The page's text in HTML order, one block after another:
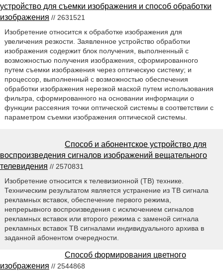
устройство для съемки изображения и способ обработки
изображения // 2631521
Изобретение относится к обработке изображения для
увеличения резкости. Заявленное устройство обработки
изображения содержит блок получения, выполненный с
возможностью получения изображения, сформированного
путем съемки изображения через оптическую систему; и
процессор, выполненный с возможностью обеспечения
обработки изображения нерезкой маской путем использования
фильтра, сформированного на основании информации о
функции рассеяния точки оптической системы в соответствии с
параметром съемки изображения оптической системы.
Способ и абонентское устройство для
воспроизведения сигналов изображений вещательного
телевидения // 2570831
Изобретение относится к телевизионной (ТВ) технике.
Техническим результатом является устранение из ТВ сигнала
рекламных вставок, обеспечение первого режима,
непрерывного воспроизведения с исключением сигналов
рекламных вставок или второго режима с заменой сигнала
рекламных вставок ТВ сигналами индивидуального архива в
заданной абонентом очередности.
Способ формирования цветного
изображения // 2544868